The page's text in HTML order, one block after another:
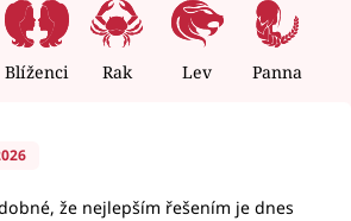
Blíženci Rak Lev Panna
že nejlepším řešením je dnes